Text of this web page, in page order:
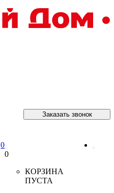
Заказать звонок
0
0
КОРЗИНА
ПУСТА